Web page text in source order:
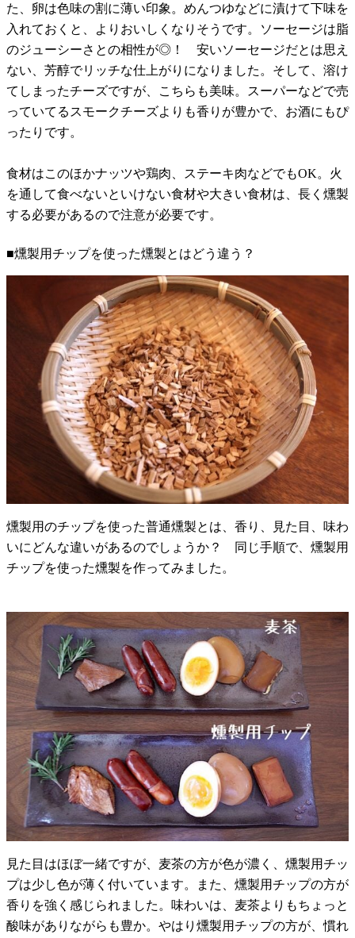
た、卵は色味の割に薄い印象。めんつゆなどに漬けて下味を
入れておくと、よりおいしくなりそうです。ソーセージは脂
のジューシーさとの相性が◎！ 安いソーセージだとは思え
ない、芳醇でリッチな仕上がりになりました。そして、溶け
てしまったチーズですが、こちらも美味。スーパーなどで売
っていてるスモークチーズよりも香りが豊かで、お酒にもぴ
ったりです。
食材はこのほかナッツや鶏肉、ステーキ肉などでもOK。火
を通して食べないといけない食材や大きい食材は、長く燻製
する必要があるので注意が必要です。
■燻製用チップを使った燻製とはどう違う？
燻製用のチップを使った普通燻製とは、香り、見た目、味わ
いにどんな違いがあるのでしょうか？ 同じ手順で、燻製用
チップを使った燻製を作ってみました。
見た目はほぼ一緒ですが、麦茶の方が色が濃く、燻製用チッ
プは少し色が薄く付いています。また、燻製用チップの方が
香りを強く感じられました。味わいは、麦茶よりもちょっと
酸味がありながらも豊か。やはり燻製用チップの方が、慣れ